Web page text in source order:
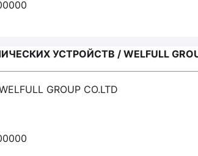
УСТРОЙСТВ / WELFULL
GROUP CO.LTD